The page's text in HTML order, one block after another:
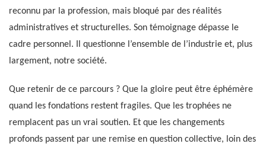
reconnu par la profession, mais bloqué par des réalités
administratives et structurelles. Son témoignage dépasse le
cadre personnel. Il questionne l’ensemble de l’industrie et, plus
largement, notre société.
Que retenir de ce parcours ? Que la gloire peut être éphémère
quand les fondations restent fragiles. Que les trophées ne
remplacent pas un vrai soutien. Et que les changements
profonds passent par une remise en question collective, loin des